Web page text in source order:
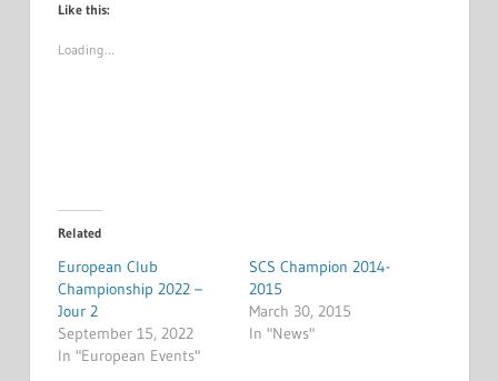
Like this:
Loading…
Related
European Club
Championship 2022 –
Jour 2
September 15, 2022
In "European Events"
SCS Champion 2014-
2015
March 30, 2015
In "News"